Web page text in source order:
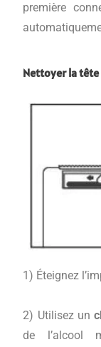
première
Nettoyer la
1) Éteignez
2) Utilisez un
de l’alcool